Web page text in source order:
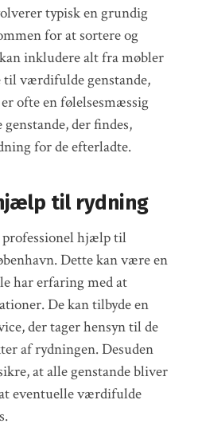
typisk en grundig
for at sortere og
inkludere alt fra møbler
til værdifulde genstande,
ofte en følelsesmæssig
genstande, der findes,
for de efterladte.
til rydning
hjælp til
Dette kan være en
har erfaring med at
De kan tilbyde en
der tager hensyn til de
af rydningen. Desuden
at alle genstande bliver
eventuelle værdifulde